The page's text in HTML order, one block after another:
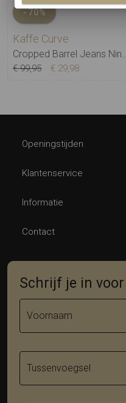
-70%
Kaffe Curve
Cropped
€ 99,95 € 29,98
Openingstijden
Klantenservice
Informatie
Contact
Schrijf je in
Voornaam
Tussenvoegsel